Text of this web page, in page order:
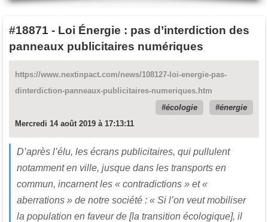
#18871 - Loi Énergie : pas d’interdiction des
panneaux publicitaires numériques
https://www.nextinpact.com/news/108127-loi-energie-pas-
dinterdiction-panneaux-publicitaires-numeriques.htm
écologie
énergie
Mercredi 14 août 2019 à 17:13:11
D’après l’élu, les écrans publicitaires, qui pullulent
notamment en ville, jusque dans les transports en
commun, incarnent les « contradictions » et «
aberrations » de notre société : « Si l’on veut mobiliser
la population en faveur de [la transition écologique], il